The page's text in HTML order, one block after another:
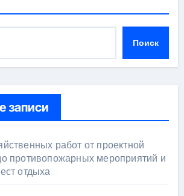
Поиск
записи
работ от проектной
противопожарных мероприятий и
отдыха